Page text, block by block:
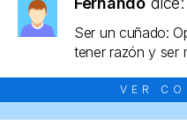
Ser un cuñado:
tener razón y ser
VER